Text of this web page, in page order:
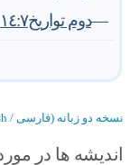
—دوم تواريخ١٤:٧
نسخه دو زبانه (فارسی / English)
اندیشه ها در